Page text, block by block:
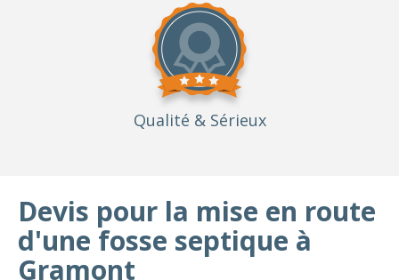
Qualité & Sérieux
Devis pour la mise en route
d'une fosse septique à
Gramont